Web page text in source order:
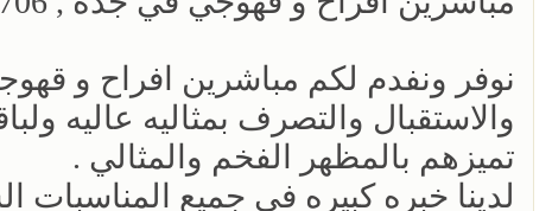
نوفر ونفدم لكم مباشرين افراح و
والاستقبال والتصرف بمثاليه عاليه
تميزهم بالمظهر الفخم والمثالي .
لدينا خبره كبيره في جميع المناسبات